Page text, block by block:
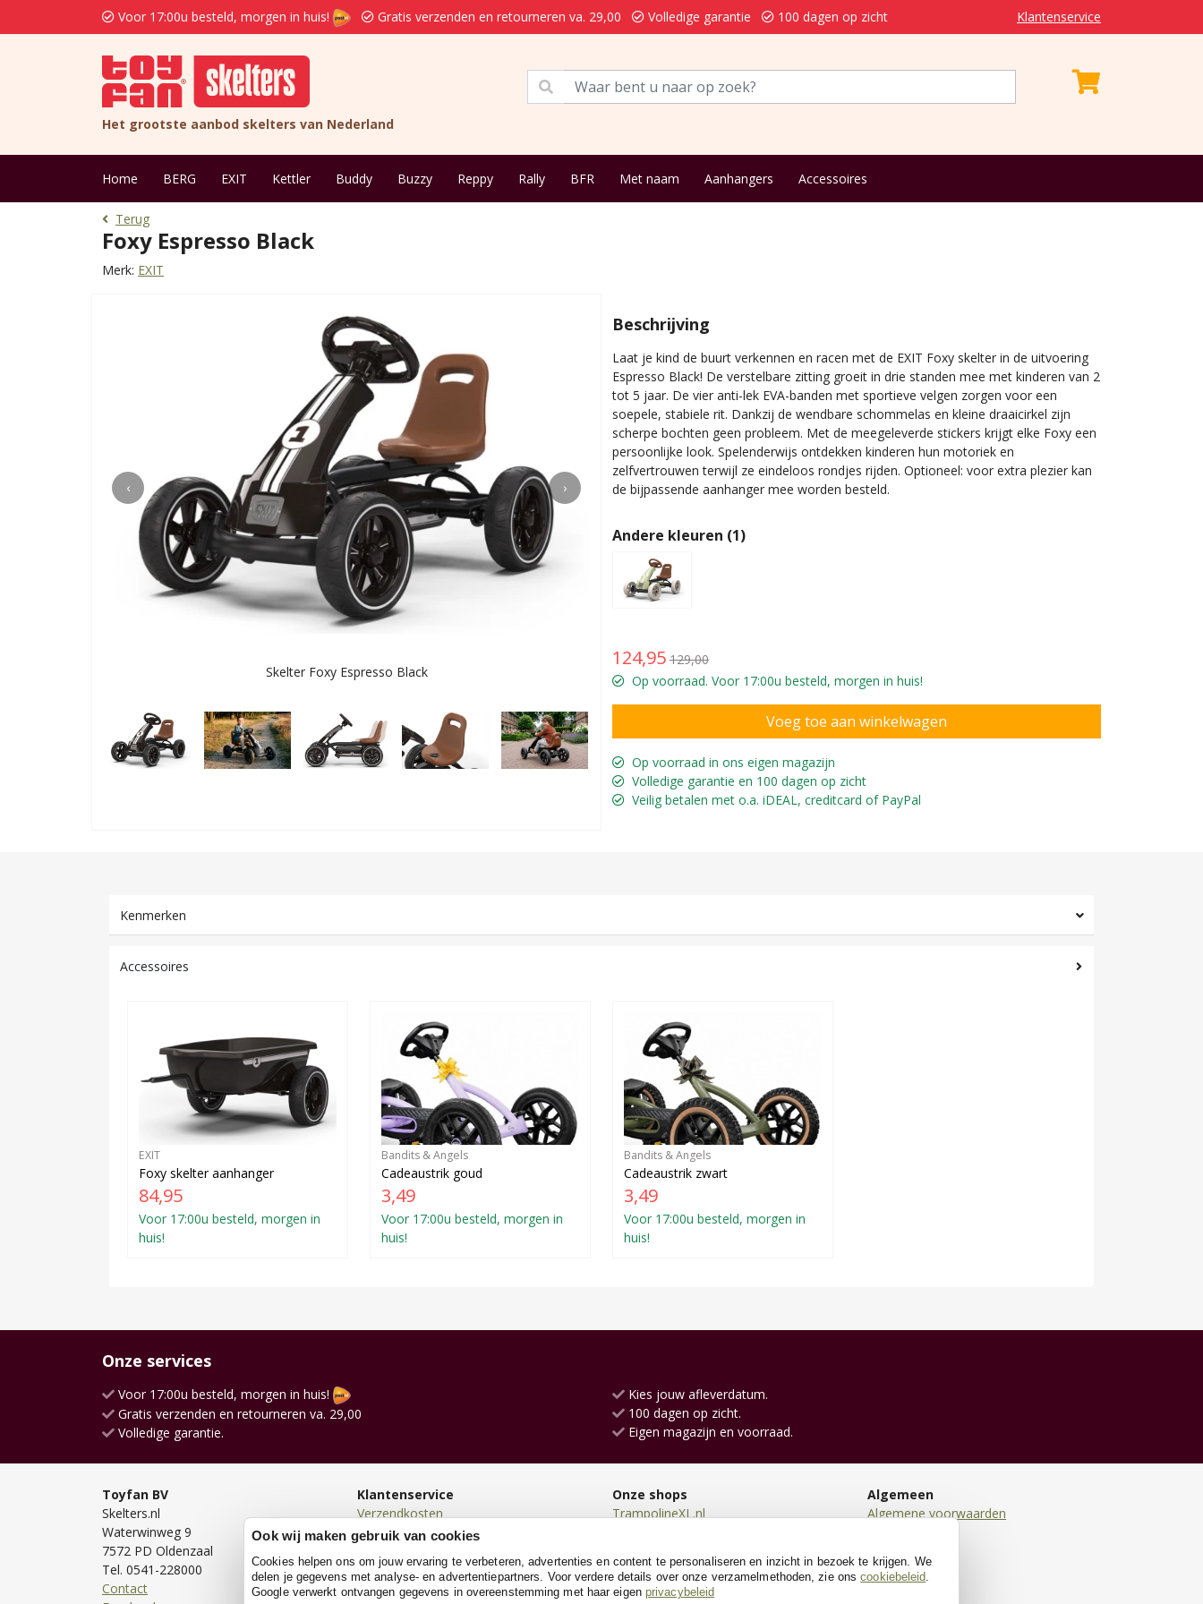
Voor 17:00u besteld, morgen in huis! Gratis verzenden en retourneren va. 29,00 Volledige garantie 100 dagen op zicht Klantenservice
Het grootste aanbod skelters van Nederland
Home BERG EXIT Kettler Buddy Buzzy Reppy Rally BFR Met naam Aanhangers Accessoires
Terug
Foxy Espresso Black
Merk: EXIT
‹ ›
Skelter Foxy Espresso Black Voor kinderen vanaf 2 jaar
Beschrijving
Laat je kind de buurt verkennen en racen met de EXIT Foxy skelter in de uitvoering
Espresso Black! De verstelbare zitting groeit in drie standen mee met kinderen van 2
tot 5 jaar. De vier anti-lek EVA-banden met sportieve velgen zorgen voor een
soepele, stabiele rit. Dankzij de wendbare schommelas en kleine draaicirkel zijn
scherpe bochten geen probleem. Met de meegeleverde stickers krijgt elke Foxy een
persoonlijke look. Spelenderwijs ontdekken kinderen hun motoriek en
zelfvertrouwen terwijl ze eindeloos rondjes rijden. Optioneel: voor extra plezier kan
de bijpassende aanhanger mee worden besteld.
Andere kleuren (1)
124,95 129,00
Op voorraad. Voor 17:00u besteld, morgen in huis!
Op voorraad in ons eigen magazijn
Volledige garantie en 100 dagen op zicht
Veilig betalen met o.a. iDEAL, creditcard of PayPal
Kenmerken
Accessoires
EXIT
Foxy skelter aanhanger
84,95
Voor 17:00u besteld, morgen in
huis!
Bandits & Angels
Cadeaustrik goud
3,49
Voor 17:00u besteld, morgen in
huis!
Bandits & Angels
Cadeaustrik zwart
3,49
Voor 17:00u besteld, morgen in
huis!
Onze services
Voor 17:00u besteld, morgen in huis!
Gratis verzenden en retourneren va. 29,00
Volledige garantie.
Kies jouw afleverdatum.
100 dagen op zicht.
Eigen magazijn en voorraad.
Toyfan BV
Skelters.nl
Waterwinweg 9
7572 PD Oldenzaal
Tel. 0541-228000
Contact
Klantenservice
Verzendkosten
Bezorgen
Betalen
Retourneren
Onze shops
TrampolineXL.nl
Konijnenhokken.nl
Speelgoedgarageshop.nl
Algemeen
Algemene voorwaarden
Cookies
Ook wij maken gebruik van cookies
Cookies helpen ons om jouw ervaring te verbeteren, advertenties en content te personaliseren en inzicht in bezoek te krijgen. We
delen je gegevens met analyse- en advertentiepartners. Voor verdere details over onze verzamelmethoden, zie onscookiebeleid
Google verwerkt ontvangen gegevens in overeenstemming met haar eigen privacybeleid